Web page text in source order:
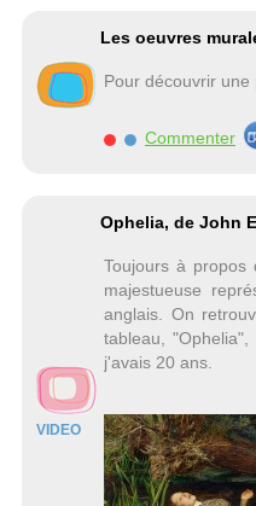
Les oeuvres
Pour découvrir
Commenter
VIDEO
Ophelia, de John
Toujours à
majestueuse
anglais. On
tableau,
j'avais 20 ans.